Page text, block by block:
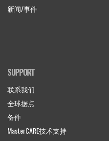
新闻/事件
SUPPORT
联系我们
全球据点
备件
MasterCARE技术支持